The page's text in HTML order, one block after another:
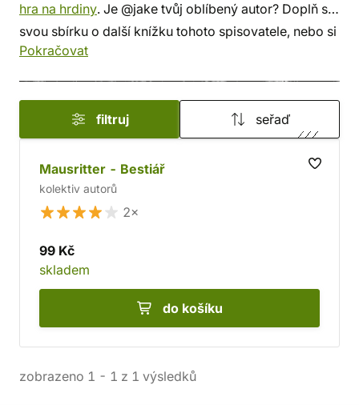
hra na hrdiny. Je @jake tvůj oblíbený autor? Doplň si
svou sbírku o další knížku tohoto spisovatele, nebo si
prohlédninejnovější knihy
U nás si vybereš z méně známých i z těch proslulých.
✔️ Nabízíme levnou dopravu, rychlé dodání
a bezpečný nákup!
Pokračovat
filtruj seřaď
Mausritter - Bestiář
kolektiv autorů
2×
99 Kč
skladem
do košíku
zobrazeno 1 - 1 z 1 výsledků